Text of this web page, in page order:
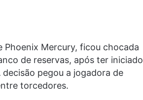
Phoenix Mercury, ficou chocada
de reservas, após ter iniciado
pegou a jogadora de
torcedores.